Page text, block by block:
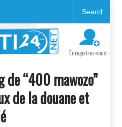
Enregistrez-vous!
de “400 mawozo”
de la douane et